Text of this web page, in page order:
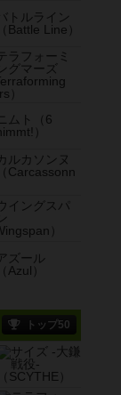
トップ50